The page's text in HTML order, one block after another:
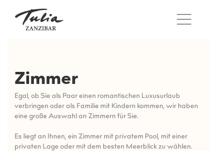
Inhalt
springen
Zimmer
Egal, ob Sie als Paar einen romantischen Luxusurlaub
verbringen oder als Familie mit Kindern kommen, wir haben
eine große Auswahl an Zimmern für Sie.
Es liegt an Ihnen, ein Zimmer mit privatem Pool, mit einer
privaten Lage oder mit dem besten Meerblick zu wählen.